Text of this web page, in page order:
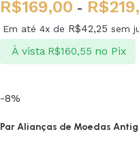
R$169,00 - R$
Em até 4x de R$42,25 sem
À vista R$160,55 no Pix
-8%
Par Alianças de Moedas